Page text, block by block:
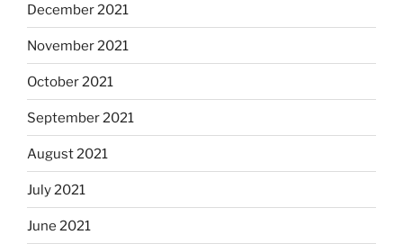
December 2021
November 2021
October 2021
September 2021
August 2021
July 2021
June 2021